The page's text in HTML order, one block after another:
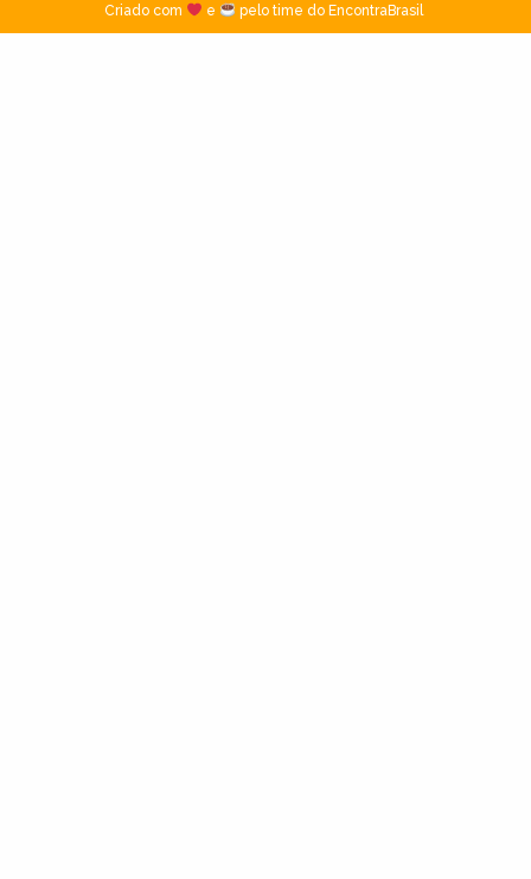
Criado com
e pelo time do EncontraBrasil